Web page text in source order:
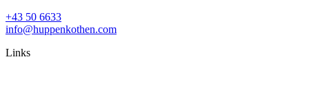
+43 50 6633
info@huppenkothen.com
Links